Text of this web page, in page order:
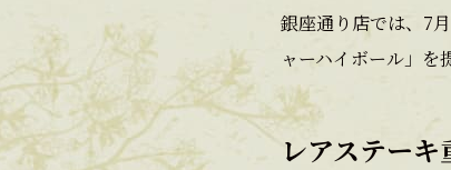
銀座通り店では、7
ャーハイボール」を
レアステーキ